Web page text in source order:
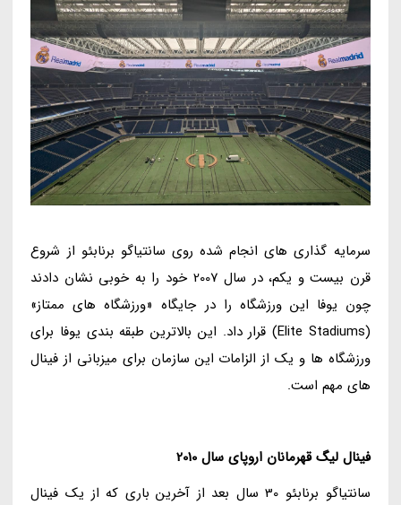
سرمایه گذاری های انجام شده روی سانتیاگو برنابئو از شروع
قرن بیست و یکم، در سال 2007 خود را به خوبی نشان دادند
چون یوفا این ورزشگاه را در جایگاه «ورزشگاه های ممتاز»
(Elite Stadiums) قرار داد. این بالاترین طبقه بندی یوفا برای
ورزشگاه ها و یک از الزامات این سازمان برای میزبانی از فینال
های مهم است.
فینال لیگ قهرمانان اروپای سال 2010
سانتیاگو برنابئو 30 سال بعد از آخرین باری که از یک فینال